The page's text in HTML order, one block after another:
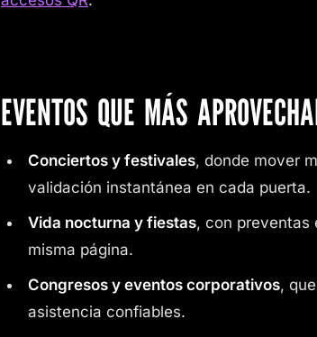
EVENTOS QUE MÁS
Conciertos y festivales, donde mover
validación instantánea en cada puerta.
Vida nocturna y fiestas, con preventas
misma página.
Congresos y eventos corporativos,
asistencia confiables.